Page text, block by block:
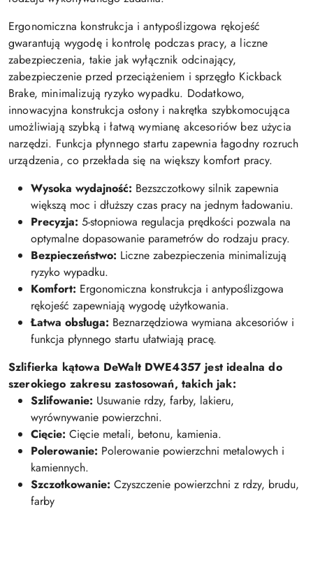
Ergonomiczna konstrukcja i antypoślizgowa rękojeść
gwarantują wygodę i kontrolę podczas pracy, a liczne
zabezpieczenia, takie jak wyłącznik odcinający,
zabezpieczenie przed przeciążeniem i sprzęgło Kickback
Brake, minimalizują ryzyko wypadku. Dodatkowo,
innowacyjna konstrukcja osłony i nakrętka szybkomocująca
umożliwiają szybką i łatwą wymianę akcesoriów bez użycia
narzędzi. Funkcja płynnego startu zapewnia łagodny rozruch
urządzenia, co przekłada się na większy komfort pracy.
Wysoka wydajność: Bezszczotkowy silnik zapewnia
większą moc i dłuższy czas pracy na jednym ładowaniu.
Precyzja: 5-stopniowa regulacja prędkości pozwala na
optymalne dopasowanie parametrów do rodzaju pracy.
Bezpieczeństwo: Liczne zabezpieczenia minimalizują
ryzyko wypadku.
Komfort: Ergonomiczna konstrukcja i antypoślizgowa
rękojeść zapewniają wygodę użytkowania.
Łatwa obsługa: Beznarzędziowa wymiana akcesoriów i
funkcja płynnego startu ułatwiają pracę.
Szlifierka kątowa DeWalt DWE4357 jest idealna do
szerokiego zakresu zastosowań, takich jak:
Szlifowanie: Usuwanie rdzy, farby, lakieru,
wyrównywanie powierzchni.
Cięcie: Cięcie metali, betonu, kamienia.
Polerowanie: Polerowanie powierzchni metalowych i
kamiennych.
Szczotkowanie: Czyszczenie powierzchni z rdzy, brudu,
farby